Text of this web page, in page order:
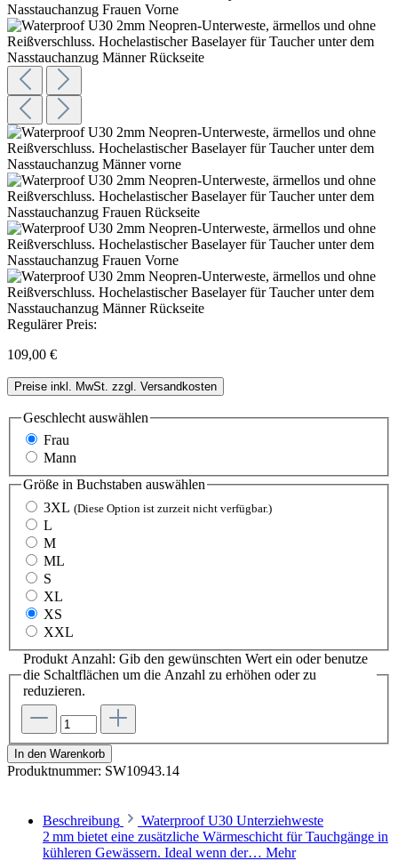
Regulärer Preis:
109,00 €
Preise inkl. MwSt. zzgl. Versandkosten
Geschlecht auswählen
Frau
Mann
Größe in Buchstaben auswählen
3XL (Diese Option ist zurzeit nicht verfügbar.)
L
M
ML
S
XL
XS
XXL
Produkt Anzahl: Gib den gewünschten Wert ein oder benutze
die Schaltflächen um die Anzahl zu erhöhen oder zu
reduzieren.
In den Warenkorb
Produktnummer: SW10943.14
Beschreibung
Waterproof U30 Unterziehweste
2 mm bietet eine zusätzliche Wärmeschicht für Tauchgänge in
kühleren Gewässern. Ideal wenn der… Mehr